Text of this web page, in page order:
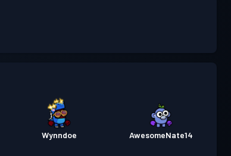
Wynndoe AwesomeNate14